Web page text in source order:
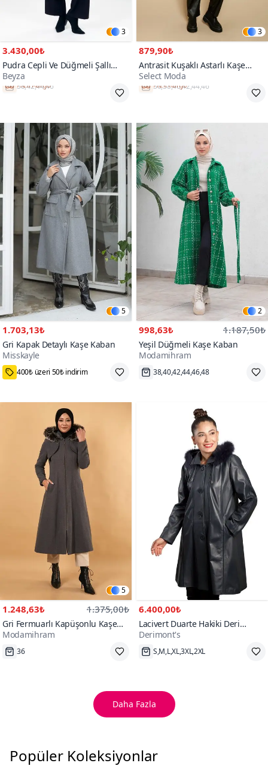
3
3.430,00₺
Pudra Cepli Ve Düğmeli Şallı
Kaban
Beyza
Hızlı Kargo
3
879,90₺
Antrasit Kuşaklı Astarlı Kaşe
Kaban
Select Moda
Hızlı Kargo
5
1.703,13₺
Gri Kapak Detaylı Kaşe Kaban
Misskayle
38,40,42,44,46,48
2
998,63₺ 1.187,50₺
Yeşil Düğmeli Kaşe Kaban
Modamihram
Hızlı Kargo
5
1.248,63₺ 1.375,00₺
Gri Fermuarlı Kapüşonlu Kaşe
Kaban
Modamihram
Hızlı Kargo
6.400,00₺
Lacivert Duarte Hakiki Deri
Kaban
Derimont's
S,M,L,XL,3XL,2XL
Daha Fazla
Popüler Koleksiyonlar